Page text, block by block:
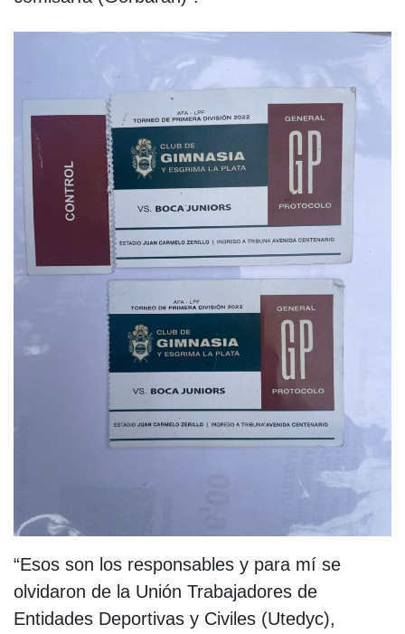
“Esos son los responsables y para mí se
olvidaron de la Unión Trabajadores de
Entidades Deportivas y Civiles (Utedyc),